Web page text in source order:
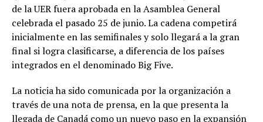
de la UER fuera aprobada en la Asamblea General
celebrada el pasado 25 de junio. La cadena competirá
inicialmente en las semifinales y solo llegará a la gran
final si logra clasificarse, a diferencia de los países
integrados en el denominado Big Five.
La noticia ha sido comunicada por la organización a
través de una nota de prensa, en la que presenta la
llegada de Canadá como un nuevo paso en la expansión